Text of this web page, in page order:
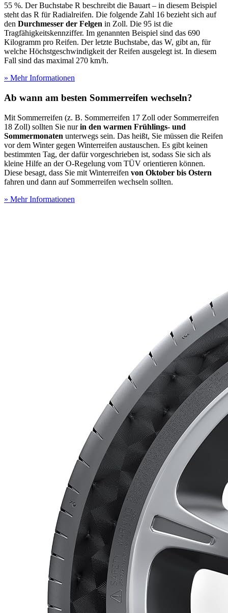
55 %. Der Buchstabe R beschreibt die Bauart – in diesem Beispiel
steht das R für Radialreifen. Die folgende Zahl 16 bezieht sich auf
den Durchmesser der Felgen in Zoll. Die 95 ist die
Tragfähigkeitskennziffer. Im genannten Beispiel sind das 690
Kilogramm pro Reifen. Der letzte Buchstabe, das W, gibt an, für
welche Höchstgeschwindigkeit der Reifen ausgelegt ist. In diesem
Fall sind das maximal 270 km/h.
» Mehr Informationen
Ab wann am besten Sommerreifen wechseln?
Mit Sommerreifen (z. B. Sommerreifen 17 Zoll oder Sommerreifen
18 Zoll) sollten Sie nurin den warmen Frühlings- und
Sommermonaten unterwegs sein. Das heißt, Sie müssen die Reifen
vor dem Winter gegen Winterreifen austauschen. Es gibt keinen
bestimmten Tag, der dafür vorgeschrieben ist, sodass Sie sich als
kleine Hilfe an der O-Regelung vom TÜV orientieren können.
Diese besagt, dass Sie mit Winterreifen von Oktober bis Ostern
fahren und dann auf Sommerreifen wechseln sollten.
» Mehr Informationen